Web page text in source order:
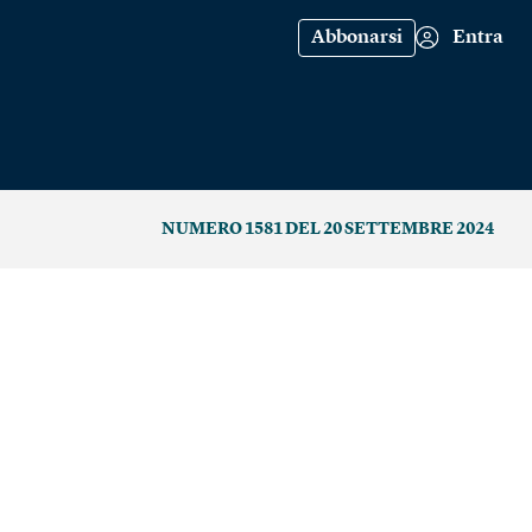
Abbonarsi Entra
NUMERO 1581 DEL 20 SETTEMBRE 2024